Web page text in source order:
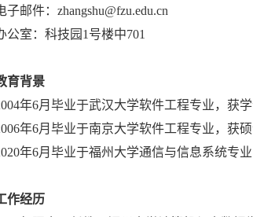
子邮件：zhangshu@fzu.edu.cn
公室：科技园1号楼中701
育背景
年6月毕业于武汉大学软件工程专业，获学
年6月毕业于南京大学软件工程专业，获硕
年6月毕业于福州大学通信与信息系统专
作经历